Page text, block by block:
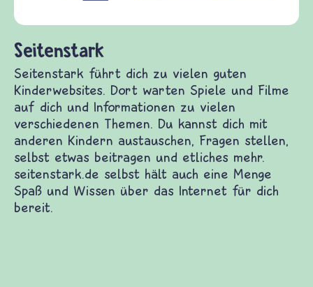
und Frieden, Streit und Gewalt.